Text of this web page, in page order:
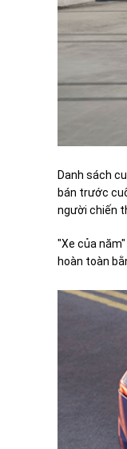
Danh sách
bán trước
người chiến
"Xe của
hoàn toàn